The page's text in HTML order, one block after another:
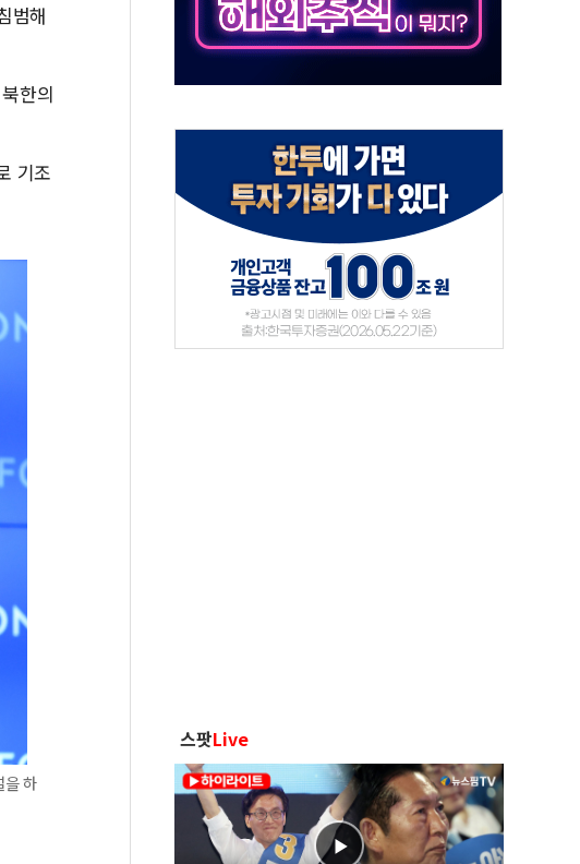
의원, '정부 특사'로 콜롬비아 대통령 취임식 참석
주의보' 울진 시간당 30mm 강한 비...호우 피해 없어
범해
한의
기조
을 하
스팟Live